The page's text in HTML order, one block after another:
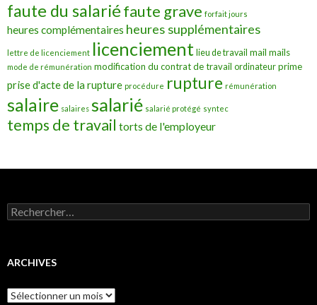
faute du salariéfaute grave forfait jours
heures complémentaires heures supplémentaires
lettre de licenciement licenciement lieu de travail mail mails
mode de rémunération modification du contrat de travail ordinateur prime
prise d'acte de la rupture procédure rupture rémunération
salaire salaires salarié salarié protégé syntec
temps de travail torts de l'employeur
Rechercher :
ARCHIVES
Archives